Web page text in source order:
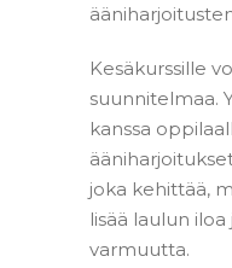
Kesäkurssille
suunnitelmaa.
kanssa
joka kehittää,
lisää laulun
varmuutta.